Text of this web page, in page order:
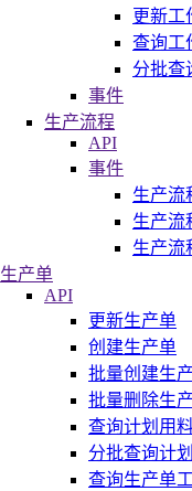
更新工
查询工
分批查
事件
生产流程
API
事件
生产流
生产流
生产流
生产单
API
更新生产单
创建生产单
批量创建生
批量删除生
查询计划用
分批查询计
查询生产单